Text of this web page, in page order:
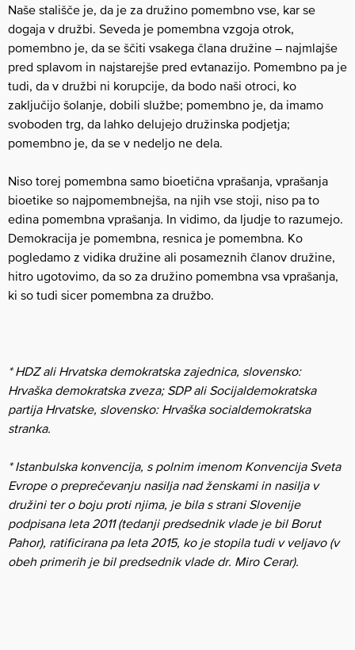
Naše stališče je, da je za družino pomembno vse, kar se
dogaja v družbi. Seveda je pomembna vzgoja otrok,
pomembno je, da se ščiti vsakega člana družine – najmlajše
pred splavom in najstarejše pred evtanazijo. Pomembno pa je
tudi, da v družbi ni korupcije, da bodo naši otroci, ko
zaključijo šolanje, dobili službe; pomembno je, da imamo
svoboden trg, da lahko delujejo družinska podjetja;
pomembno je, da se v nedeljo ne dela.
Niso torej pomembna samo bioetična vprašanja, vprašanja
bioetike so najpomembnejša, na njih vse stoji, niso pa to
edina pomembna vprašanja. In vidimo, da ljudje to razumejo.
Demokracija je pomembna, resnica je pomembna. Ko
pogledamo z vidika družine ali posameznih članov družine,
hitro ugotovimo, da so za družino pomembna vsa vprašanja,
ki so tudi sicer pomembna za družbo.
* HDZ ali Hrvatska demokratska zajednica, slovensko:
Hrvaška demokratska zveza; SDP ali Socijaldemokratska
partija Hrvatske, slovensko: Hrvaška socialdemokratska
stranka.
* Istanbulska konvencija, s polnim imenom Konvencija Sveta
Evrope o preprečevanju nasilja nad ženskami in nasilja v
družini ter o boju proti njima, je bila s strani Slovenije
podpisana leta 2011 (tedanji predsednik vlade je bil Borut
Pahor), ratificirana pa leta 2015, ko je stopila tudi v veljavo (v
obeh primerih je bil predsednik vlade dr. Miro Cerar).